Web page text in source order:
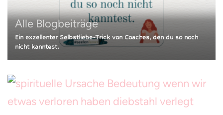
Alle Blogbeiträge
Ein exzellenter Selbstliebe-Trick von Coaches, den du so noch
nicht kanntest.